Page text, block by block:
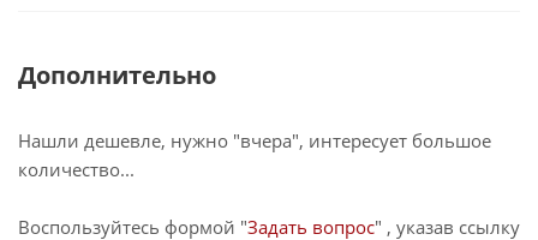
Дополнительно
Нашли дешевле, нужно "вчера", интересует большое
количество...
Воспользуйтесь формой "Задать вопрос" , указав ссылку